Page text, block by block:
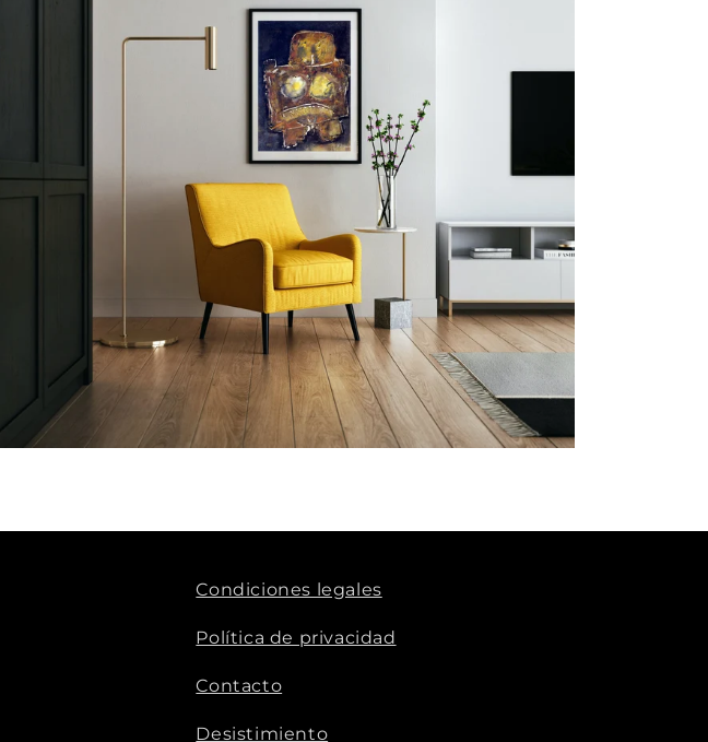
Condiciones legales
Política de privacidad
Contacto
Desistimiento